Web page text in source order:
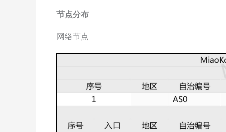
节点分布
网络节点